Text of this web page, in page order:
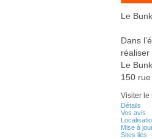
Le
Dans
réaliser
Le
150
Visiter le
Détails
Vos avis
Mise à
Sites liés